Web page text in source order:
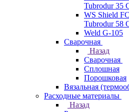
Tubrodur 35
WS Shield
Tubrodur 58
Weld G-105
Сварочная
Назад
Сварочная
Сплошная
Порошковая
Вязальная
Расходные материалы
Назад